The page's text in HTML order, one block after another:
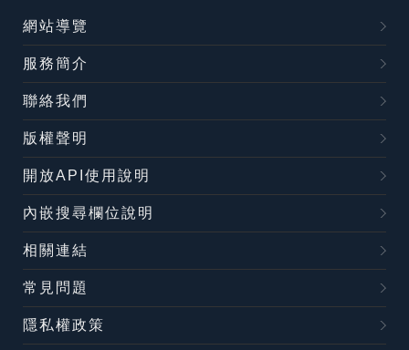
網站導覽
服務簡介
聯絡我們
版權聲明
開放API使用說明
內嵌搜尋欄位說明
相關連結
常見問題
隱私權政策